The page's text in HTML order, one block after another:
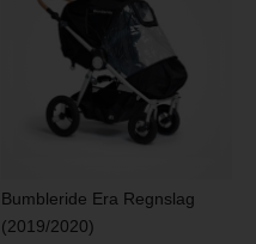
Bumbleride Era Regnslag
(2019/2020)